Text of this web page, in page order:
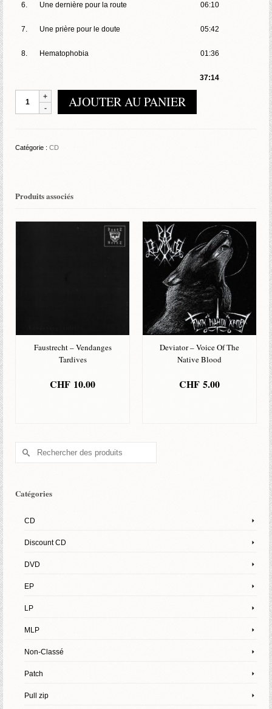
6. Une dernière pour la route 06:10
7. Une prière pour le doute 05:42
8. Hematophobia 01:36
37:14
My
AJOUTER AU PANIER
Catégorie : CD
Produits associés
Faustrecht – Vendanges
Tardives
CHF 10.00
Deviator – Voice Of The
Native Blood
CHF 5.00
Rechercher :
Catégories
CD
Discount CD
DVD
EP
LP
MLP
Non-Classé
Patch
Pull zip